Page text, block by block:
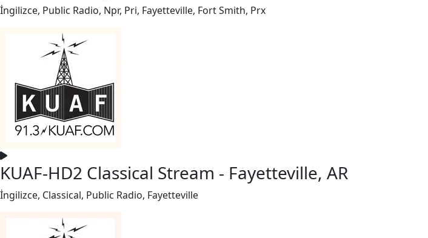
İngilizce, Public Radio, Npr, Pri, Fayetteville, Fort Smith, Prx
KUAF-HD2 Classical Stream - Fayetteville, AR
İngilizce, Classical, Public Radio, Fayetteville